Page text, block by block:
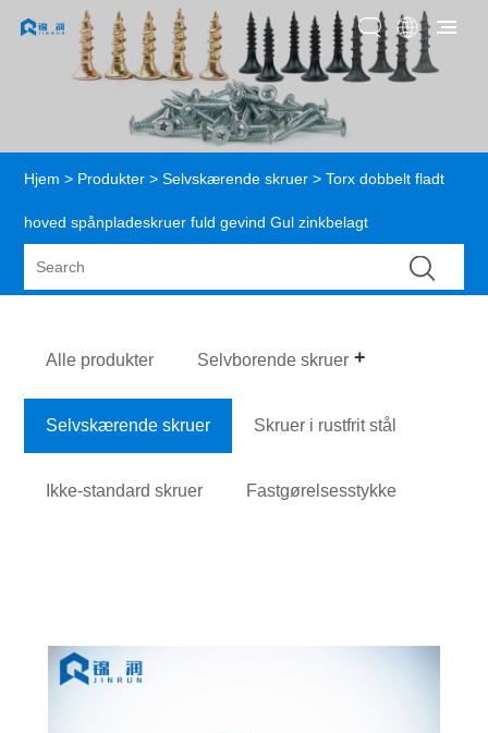
Hjem > Produkter >Selvskærende skruer > Torx dobbelt fladt
hoved spånpladeskruer fuld gevind Gul zinkbelagt
Alle produkter Selvborende skruer
Selvskærende skruer Skruer i rustfrit stål
Ikke-standard skruer Fastgørelsesstykke